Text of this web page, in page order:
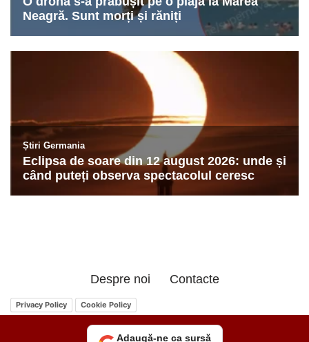
Despre noi Contacte
Privacy Policy Cookie Policy
Adaugă-ne ca sursă